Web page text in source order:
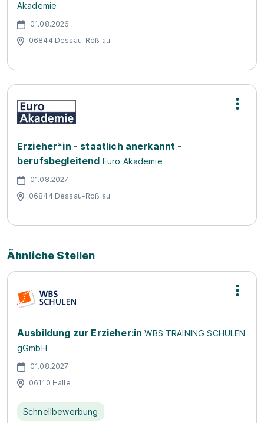
Akademie
01.08.2026
06844 Dessau-Roßlau
Erzieher*in - staatlich anerkannt -
berufsbegleitend Euro Akademie
01.08.2027
06844 Dessau-Roßlau
Ähnliche Stellen
Ausbildung zur Erzieher:in WBS TRAINING SCHULEN
gGmbH
01.08.2027
06110 Halle
Schnellbewerbung